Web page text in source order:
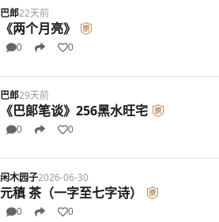
巴郎22天前
《两个月亮》
0 0
巴郎29天前
《巴郞笔谈》256黑水旺宅
0 0
闲木园子2026-06-30
元稹 茶（一字至七字诗）
0 0